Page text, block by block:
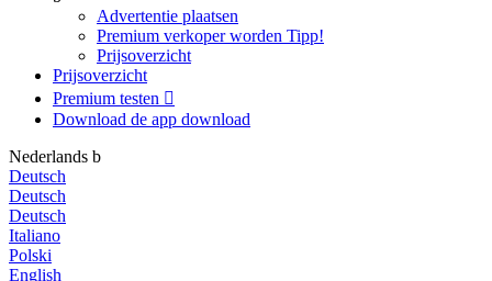
Advertentie plaatsen
Premium verkoper worden Tipp!
Prijsoverzicht
Prijsoverzicht
Premium testen 
Download de app download
Nederlands b
Deutsch
Deutsch
Deutsch
Italiano
Polski
English